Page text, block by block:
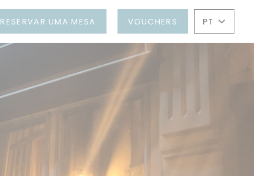
RESERVAR UMA MESA VOUCHERS PT